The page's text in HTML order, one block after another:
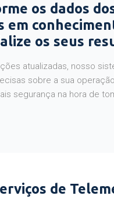
os dados
em
os seus
atualizadas, nosso
sobre a sua
segurança na hora de
de